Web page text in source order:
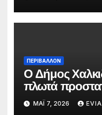
ΠΕΡΙΒΑΛΛΟΝ
Ο Δήμος
πλωτά
στις παραλίες
ΜΆΙ 7, 2026